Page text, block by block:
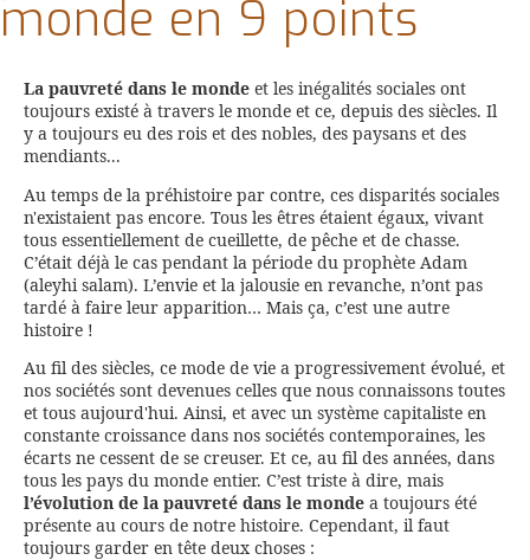
monde en 9 points
La pauvreté dans le monde et les inégalités sociales ont
toujours existé à travers le monde et ce, depuis des siècles. Il
y a toujours eu des rois et des nobles, des paysans et des
mendiants...
Au temps de la préhistoire par contre, ces disparités sociales
n'existaient pas encore. Tous les êtres étaient égaux, vivant
tous essentiellement de cueillette, de pêche et de chasse.
C’était déjà le cas pendant la période du prophète Adam
(aleyhi salam). L’envie et la jalousie en revanche, n’ont pas
tardé à faire leur apparition… Mais ça, c’est une autre
histoire !
Au fil des siècles, ce mode de vie a progressivement évolué, et
nos sociétés sont devenues celles que nous connaissons toutes
et tous aujourd'hui. Ainsi, et avec un système capitaliste en
constante croissance dans nos sociétés contemporaines, les
écarts ne cessent de se creuser. Et ce, au fil des années, dans
tous les pays du monde entier. C’est triste à dire, mais
l’évolution de la pauvreté dans le monde a toujours été
présente au cours de notre histoire. Cependant, il faut
toujours garder en tête deux choses :